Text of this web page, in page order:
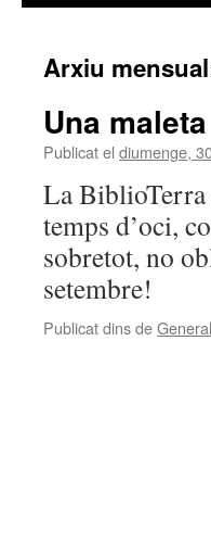
Arxiu
Una
Publicat el diumenge,
La BiblioTerra
temps d’oci,
sobretot, no
setembre!
Publicat dins deGeneral